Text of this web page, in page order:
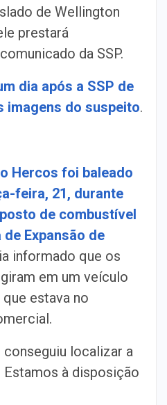
de Wellington
prestará
da SSP.
dia após a SSP de
imagens do suspeito.
Hercos foi baleado
feira, 21, durante
de combustível
Expansão de
informado que os
em um veículo
estava no
localizar a
à disposição